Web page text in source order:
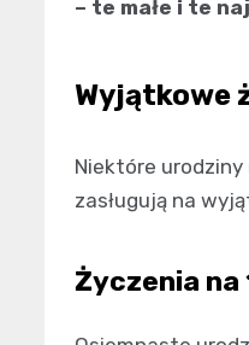
– te małe i te
Wyjątkowe
Niektóre
zasługują na
Życzenia na